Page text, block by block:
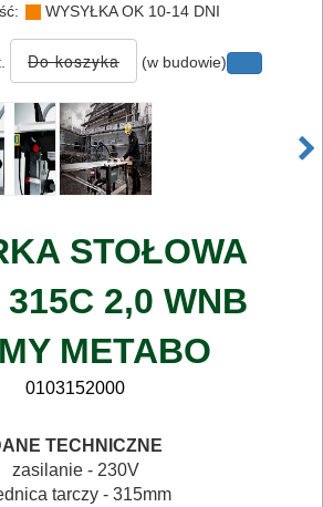
WYSYŁKA OK 10-14 DNI
(w budowie)
STOŁOWA
2,0 WNB
METABO
0103152000
TECHNICZNE
zasilanie - 230V
tarczy - 315mm